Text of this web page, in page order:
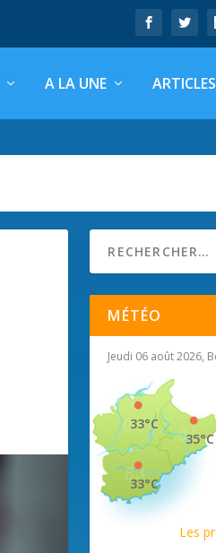
A LA UNE ARTICLES
MÉTÉO
Jeudi 06 août 2026,
35°C
33°C
33°C
Les